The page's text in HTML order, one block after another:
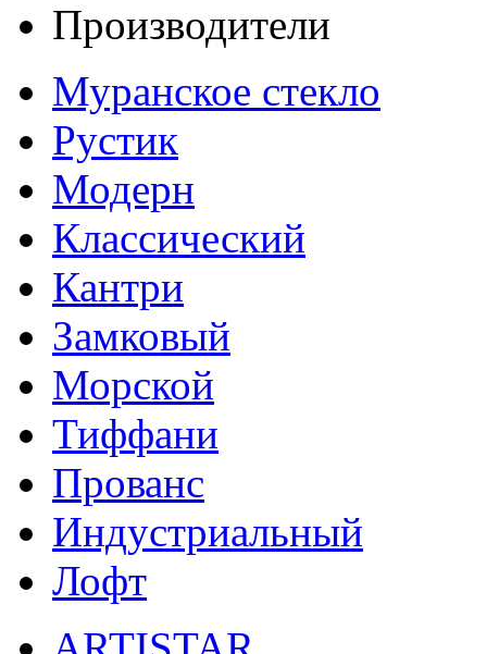
Производители
Муранское стекло
Рустик
Модерн
Классический
Кантри
Замковый
Морской
Тиффани
Прованс
Индустриальный
Лофт